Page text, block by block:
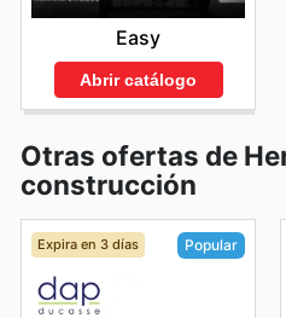
Easy
Abrir catálogo
Otras ofertas de
construcción
Expira en 3 días Popular